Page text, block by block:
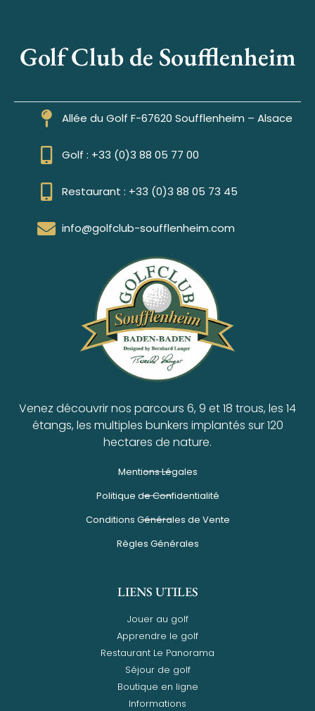
Golf Club de Soufflenheim
Allée du Golf F-67620 Soufflenheim – Alsace
Golf : +33 (0)3 88 05 77 00
Restaurant : +33 (0)3 88 05 73 45
info@golfclub-soufflenheim.com
Venez découvrir nos parcours 6, 9 et 18 trous, les 14
étangs, les multiples bunkers implantés sur 120
hectares de nature.
Mentions Légales
Politique de Confidentialité
Conditions Générales de Vente
Règles Générales
LIENS UTILES
Jouer au golf
Apprendre le golf
Restaurant Le Panorama
Séjour de golf
Boutique en ligne
Informations